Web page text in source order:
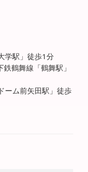
学駅」徒歩1分
鶴舞線「鶴舞駅」
ーム前矢田駅」徒歩